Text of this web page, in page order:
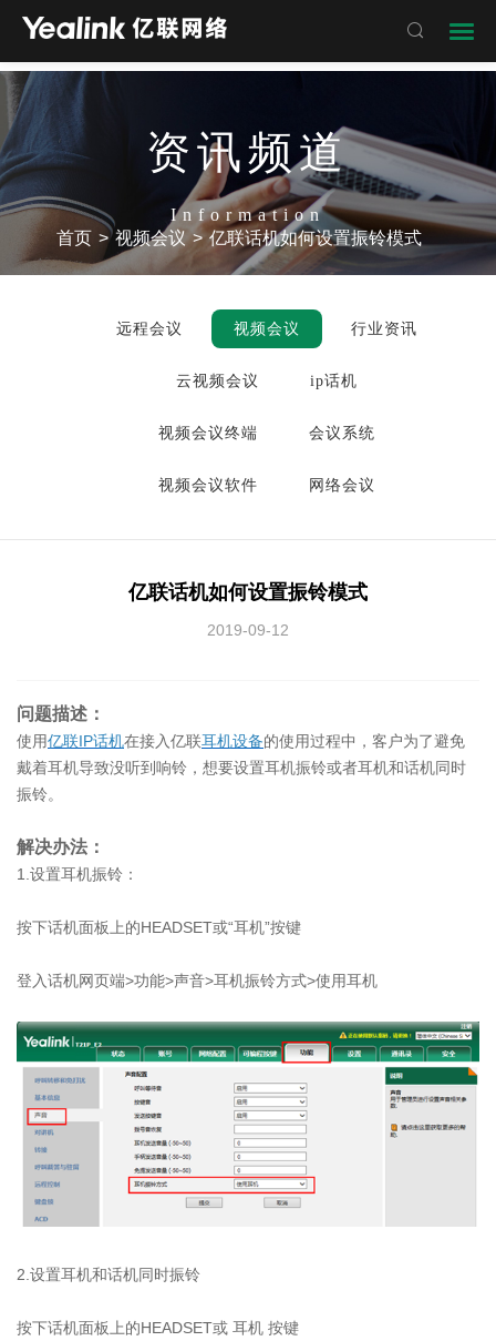

资讯频道
Information
首页 > 视频会议 > 亿联话机如何设置振铃模式
远程会议 视频会议 行业资讯
云视频会议 ip话机
视频会议终端 会议系统
视频会议软件 网络会议
亿联话机如何设置振铃模式
2019-09-12
问题描述：
使用亿联IP话机在接入亿联耳机设备的使用过程中，客户为了避免
戴着耳机导致没听到响铃，想要设置耳机振铃或者耳机和话机同时
振铃。
解决办法：
1.设置耳机振铃：
按下话机面板上的HEADSET或“耳机”按键
登入话机网页端>功能>声音>耳机振铃方式>使用耳机
2.设置耳机和话机同时振铃
按下话机面板上的HEADSET或 耳机 按键